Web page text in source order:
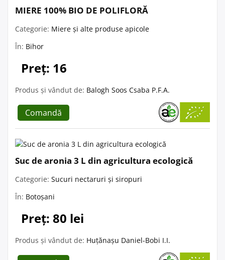
MIERE 100% BIO DE POLIFLORĂ
Categorie: Miere și alte produse apicole
În: Bihor
Preț: 16
Produs și vândut de: Balogh Soos Csaba P.F.A.
Comandă
Suc de aronia 3 L din agricultura ecologică
Categorie: Sucuri nectaruri și siropuri
În: Botoșani
Preț: 80 lei
Produs și vândut de: Huțănașu Daniel-Bobi I.I.